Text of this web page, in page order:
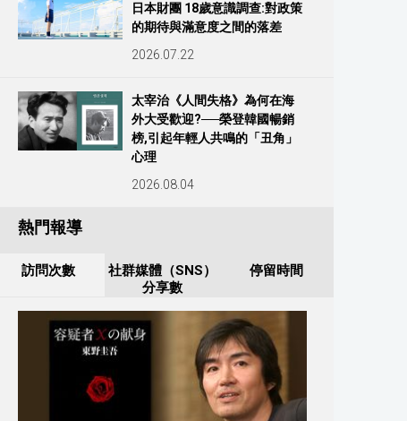
日本財團 18歲意識調查:對政策
的期待與滿意度之間的落差
2026.07.22
太宰治《人間失格》為何在海
外大受歡迎?──榮登韓國暢銷
榜,引起年輕人共鳴的「丑角」
心理
2026.08.04
熱門報導
訪問次數
社群媒體（SNS）
分享數
停留時間